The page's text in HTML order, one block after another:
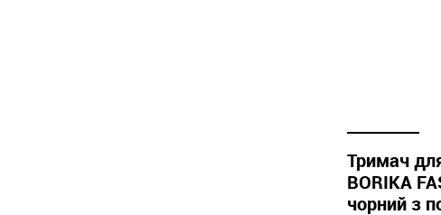
Тримач
BORIKA
чорний з